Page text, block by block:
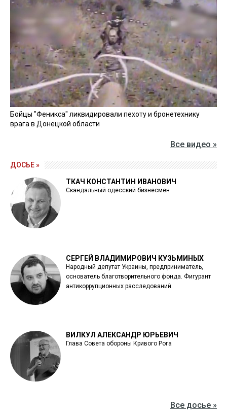
Бойцы "Феникса" ликвидировали пехоту и бронетехнику
врага в Донецкой области
Все видео »
ДОСЬЕ »
ТКАЧ КОНСТАНТИН ИВАНОВИЧ
Скандальный одесский бизнесмен
СЕРГЕЙ ВЛАДИМИРОВИЧ КУЗЬМИНЫХ
Народный депутат Украины, предприниматель,
основатель благотворительного фонда. Фигурант
антикоррупционных расследований.
ВИЛКУЛ АЛЕКСАНДР ЮРЬЕВИЧ
Глава Совета обороны Кривого Рога
Все досье »